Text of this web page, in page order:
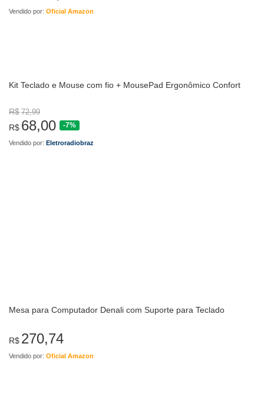
Vendido por: Oficial Amazon
Kit Teclado e Mouse com fio + MousePad Ergonômico Confort
R$ 72,99
R$ 68,00 -7%
Vendido por: Eletroradiobraz
Mesa para Computador Denali com Suporte para Teclado
R$ 270,74
Vendido por: Oficial Amazon